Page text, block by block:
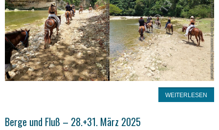
WEITERLESEN
Berge und Fluß – 28.+31. März 2025